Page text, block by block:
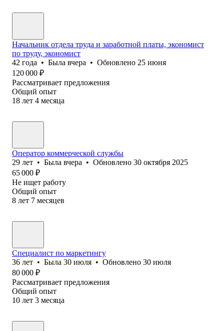
Начальник отдела труда и заработной платы, экономист
по труду, экономист
42 года • Была вчера • Обновлено 25 июня
120 000 ₽
Рассматривает предложения
Общий опыт
18 лет 4 месяца
Оператор коммерческой службы
29 лет • Была вчера • Обновлено 30 октября 2025
65 000 ₽
Не ищет работу
Общий опыт
8 лет 7 месяцев
Специалист по маркетингу
36 лет • Была 30 июля • Обновлено 30 июля
80 000 ₽
Рассматривает предложения
Общий опыт
10 лет 3 месяца